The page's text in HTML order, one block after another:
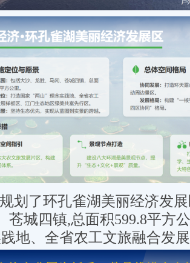
划了环孔雀湖美丽经济发
苍城四镇,总面积599.8平方
地、全省农工文旅融合发